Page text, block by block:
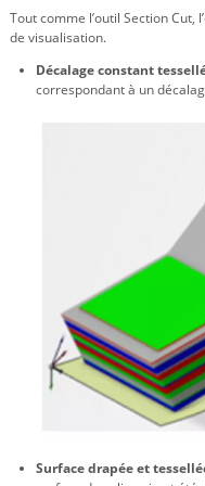
Tout comme l’outil Section Cut,
de visualisation.
Décalage constant
correspondant à un
Surface drapée et